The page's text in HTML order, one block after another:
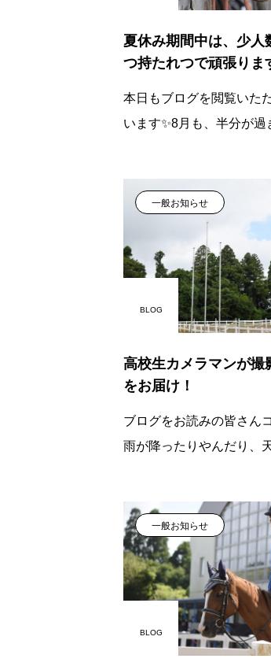
夏休み期間中は、少人
つ持たれつで頑張りま
本日もブログを閲覧いた
います✨8月も、半分が過
ちょうど休みが重
一般お知らせ
BLOG
高校生カメラマンが撮
をお届け！
ブログをお読みの皆さん
雨が降ったりやんだり、
一般お知らせ
BLOG